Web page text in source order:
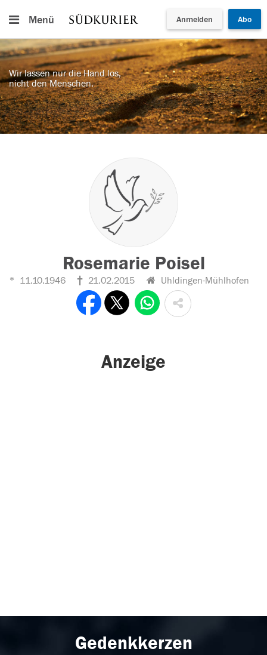
Menü Anmelden Abo
Wir lassen nur die Hand los,
nicht den Menschen.
Rosemarie Poisel
11.10.1946 21.02.2015 Uhldingen-Mühlhofen
Anzeige
Gedenkkerzen